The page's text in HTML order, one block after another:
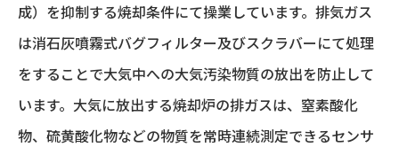
成）を抑制する焼却条件にて操業しています。排気ガス
は消石灰噴霧式バグフィルター及びスクラバーにて処理
をすることで大気中への大気汚染物質の放出を防止して
います。大気に放出する焼却炉の排ガスは、窒素酸化
物、硫黄酸化物などの物質を常時連続測定できるセンサ